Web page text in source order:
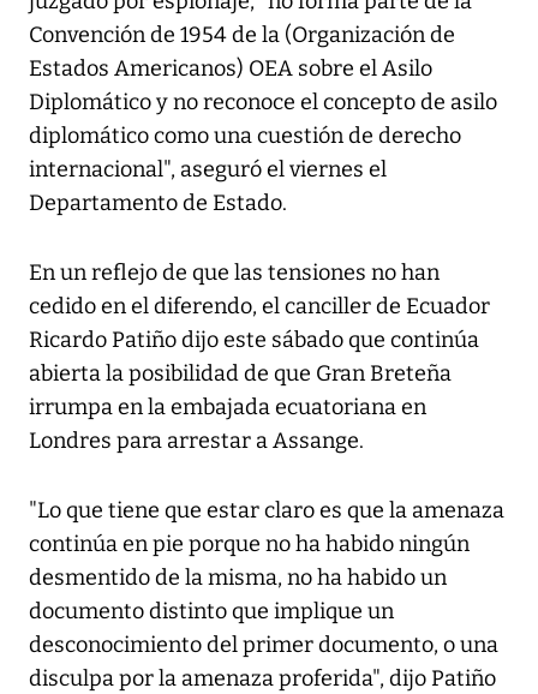
Convención de 1954 de la (Organización de
Estados Americanos) OEA sobre el Asilo
Diplomático y no reconoce el concepto de asilo
diplomático como una cuestión de derecho
internacional", aseguró el viernes el
Departamento de Estado.
En un reflejo de que las tensiones no han
cedido en el diferendo, el canciller de Ecuador
Ricardo Patiño dijo este sábado que continúa
abierta la posibilidad de que Gran Breteña
irrumpa en la embajada ecuatoriana en
Londres para arrestar a Assange.
"Lo que tiene que estar claro es que la amenaza
continúa en pie porque no ha habido ningún
desmentido de la misma, no ha habido un
documento distinto que implique un
desconocimiento del primer documento, o una
disculpa por la amenaza proferida", dijo Patiño